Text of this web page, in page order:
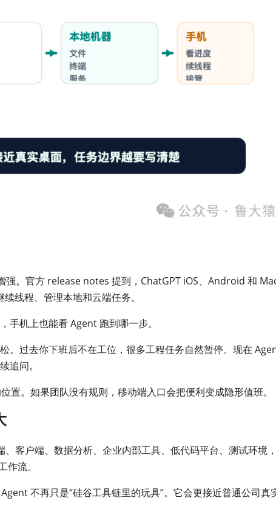
强。官方 release notes 提到，ChatGPT iOS、Android 和
线程、管理本地和云端任务。
手机上也能看 Agent 跑到哪一步。
。过去你下班后不在工位，很多工程任务自然暂停。现在
追问。
置。如果团队没有规则，移动端入口会把便利变成隐形值班。
客户端、数据分析、企业内部工具、低代码平台、测试环境
流。
不再只是“硅谷工具链里的玩具”。它会更接近普通公司真